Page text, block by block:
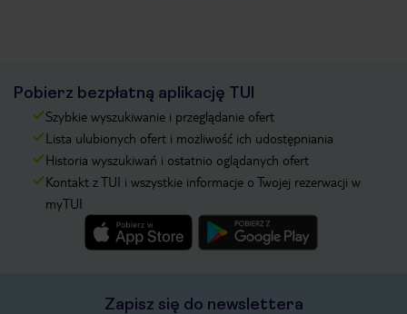
Pobierz bezpłatną aplikację TUI
Szybkie wyszukiwanie i przeglądanie ofert
Lista ulubionych ofert i możliwość ich udostępniania
Historia wyszukiwań i ostatnio oglądanych ofert
Kontakt z TUI i wszystkie informacje o Twojej rezerwacji w
myTUI
Zapisz się do newslettera